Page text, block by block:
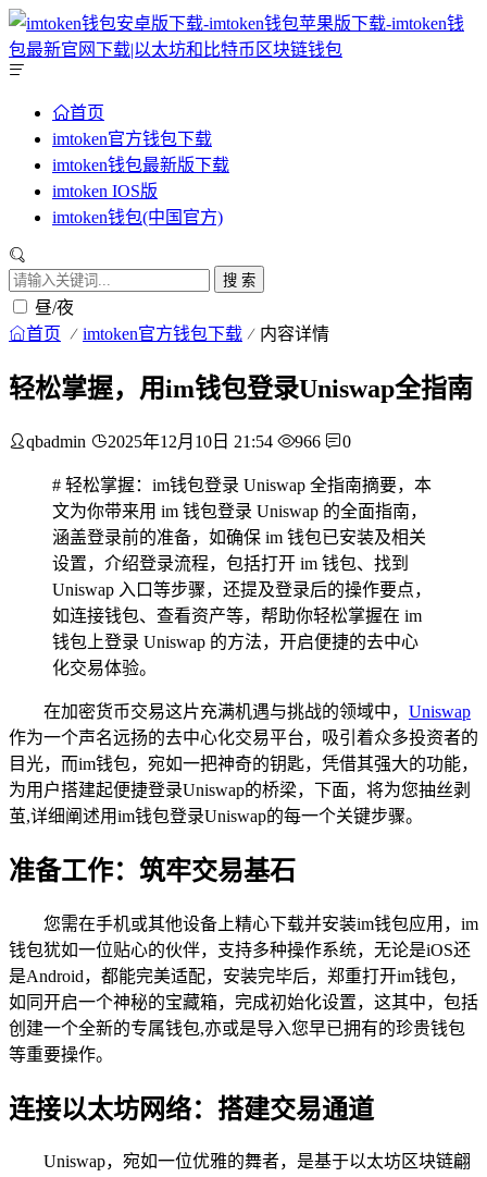
首页
imtoken官方钱包下载
imtoken钱包最新版下载
imtoken IOS版
imtoken钱包(中国官方)
搜 索
昼/夜
首页 imtoken官方钱包下载 内容详情
轻松掌握，用im钱包登录Uniswap全指南
qbadmin 2025年12月10日 21:54 966 0
# 轻松掌握：im钱包登录 Uniswap 全指南摘要，本
文为你带来用 im 钱包登录 Uniswap 的全面指南，
涵盖登录前的准备，如确保 im 钱包已安装及相关
设置，介绍登录流程，包括打开 im 钱包、找到
Uniswap 入口等步骤，还提及登录后的操作要点，
如连接钱包、查看资产等，帮助你轻松掌握在 im
钱包上登录 Uniswap 的方法，开启便捷的去中心
化交易体验。
在加密货币交易这片充满机遇与挑战的领域中， Uniswap
作为一个声名远扬的去中心化交易平台，吸引着众多投资者的
目光，而im钱包，宛如一把神奇的钥匙，凭借其强大的功能，
为用户搭建起便捷登录Uniswap的桥梁，下面，将为您抽丝剥
茧,详细阐述用im钱包登录Uniswap的每一个关键步骤。
准备工作：筑牢交易基石
您需在手机或其他设备上精心下载并安装im钱包应用，im
钱包犹如一位贴心的伙伴，支持多种操作系统，无论是iOS还
是Android，都能完美适配，安装完毕后，郑重打开im钱包，
如同开启一个神秘的宝藏箱，完成初始化设置，这其中，包括
创建一个全新的专属钱包,亦或是导入您早已拥有的珍贵钱包
等重要操作。
连接以太坊网络：搭建交易通道
Uniswap，宛如一位优雅的舞者，是基于以太坊区块链翩